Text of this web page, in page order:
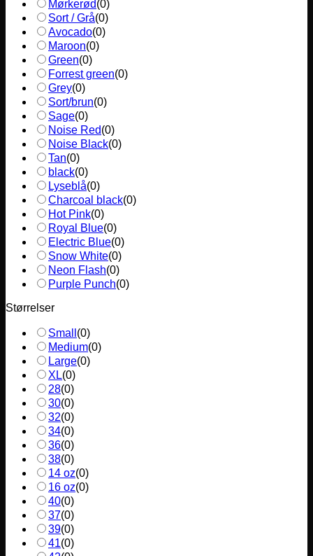
Mørkerød(0)
Sort / Grå(0)
Avocado(0)
Maroon(0)
Green(0)
Forrest green(0)
Grey(0)
Sort/brun(0)
Sage(0)
Noise Red(0)
Noise Black(0)
Tan(0)
black(0)
Lyseblå(0)
Charcoal black(0)
Hot Pink(0)
Royal Blue(0)
Electric Blue(0)
Snow White(0)
Neon Flash(0)
Purple Punch(0)
Størrelser
Small (0)
Medium(0)
Large(0)
XL(0)
28(0)
30(0)
32(0)
34(0)
36(0)
38(0)
14 oz(0)
16 oz(0)
40(0)
37(0)
39(0)
41(0)